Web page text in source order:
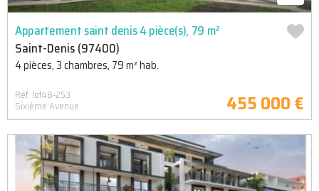
Appartement saint denis 4 pièce(s), 79 m²
Saint-Denis (97400)
4 pièces, 3 chambres, 79 m² hab.
Réf. lot48-253
Sixième Avenue 455 000 €